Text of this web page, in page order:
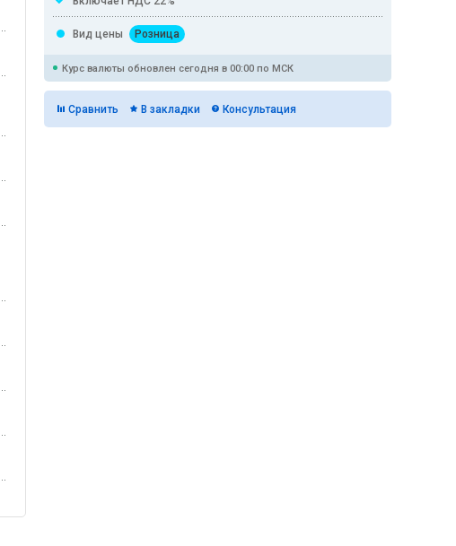
Вид цены Розница
Курс валюты обновлен сегодня в 00:00 по МСК
Сравнить В закладки Консультация